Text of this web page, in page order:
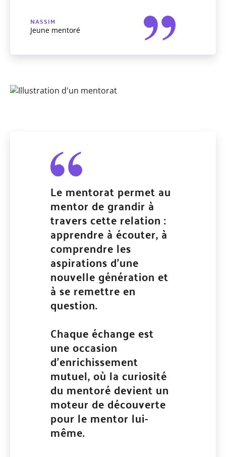
NASSIM
Jeune mentoré
Le mentorat permet au
mentor de grandir à
travers cette relation :
apprendre à écouter, à
comprendre les
aspirations d’une
nouvelle génération et
à se remettre en
question.
Chaque échange est
une occasion
d’enrichissement
mutuel, où la curiosité
du mentoré devient un
moteur de découverte
pour le mentor lui-
même.